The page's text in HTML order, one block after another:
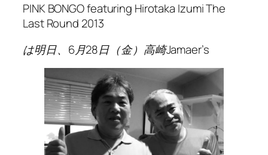
PINK BONGO featuring Hirotaka Izumi The
Last Round 2013
は明日、6月28日（金）高崎Jamaer’s